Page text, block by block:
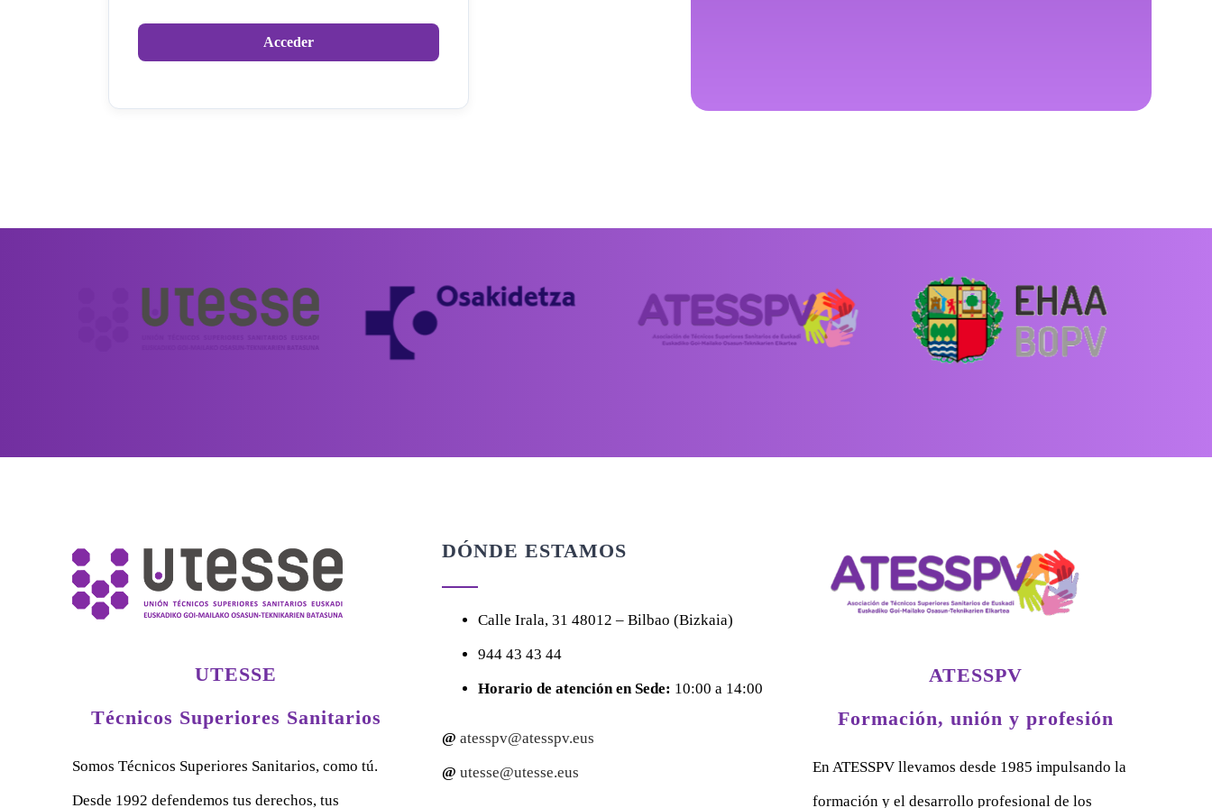
UTESSE
Técnicos Superiores Sanitarios
Somos Técnicos Superiores Sanitarios, como tú.
Desde 1992 defendemos tus derechos, tus
DÓNDE ESTAMOS
CalleIrala, 3148012 – Bilbao (Bizkaia)
944 43 43 44
Horario de atención en Sede: 10:00 a 14:00
@ atesspv@atesspv.eus
@ utesse@utesse.eus
ATESSPV
Formación, unión y profesión
En ATESSPV llevamos desde 1985 impulsando la
formación y el desarrollo profesional de los